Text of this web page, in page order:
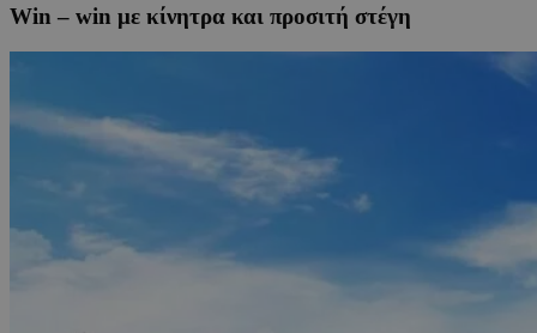
Win – win με κίνητρα και προσιτή στέγη